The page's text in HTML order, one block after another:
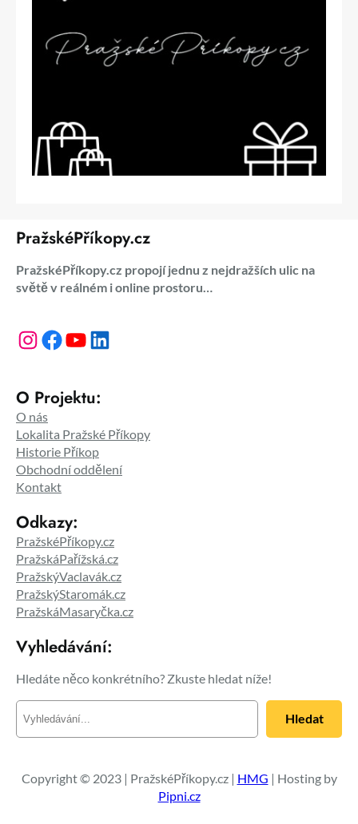
PražskéPříkopy.cz
PražskéPříkopy.cz propojí jednu z nejdražších ulic na
světě v reálném i online prostoru…
Instagram Facebook YouTube LinkedIn
O Projektu:
O nás
Lokalita Pražské Příkopy
Historie Příkop
Obchodní oddělení
Kontakt
Odkazy:
PražskéPříkopy.cz
PražskáPařížská.cz
PražskýVaclavák.cz
PražskýStaromák.cz
PražskáMasaryčka.cz
Vyhledávání:
Hledáte něco konkrétního? Zkuste hledat níže!
e
a
t
Hledat
Copyright © 2023 | PražskéPříkopy.cz | HMG | Hosting by
Pipni.cz